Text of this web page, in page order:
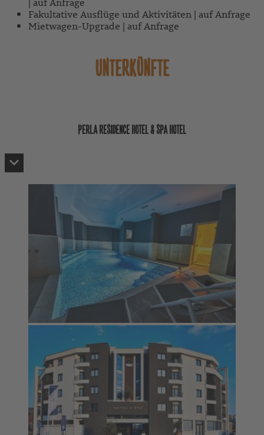
Fakultative Ausflüge und Aktivitäten | auf Anfrage
Mietwagen-Upgrade | auf Anfrage
UNTERKÜNFTE
PERLA RESIDENCE HOTEL & SPA HOTEL